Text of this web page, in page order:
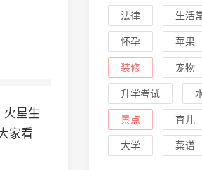
火星生
家看
法律 生活
怀孕 苹果
装修 宠物
升学考试
景点 育儿
大学 菜谱